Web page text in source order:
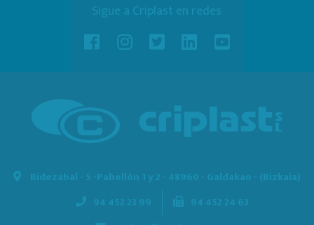
Sigue a Criplast en redes
Bidezabal - 5 -Pabellón 1 y 2 - 48960 - Galdakao - (Bizkaia)
94 452 23 99
94 452 24 63